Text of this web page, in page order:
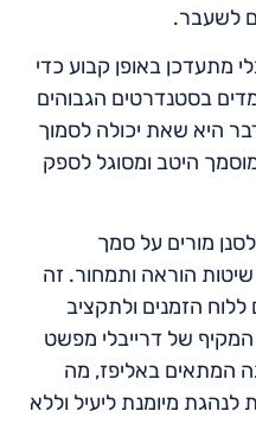
לשעבר.
מתעדכן באופן קבוע כדי
בסטנדרטים הגבוהים
היא שאת יכולה לסמוך
היטב ומסוגל לספק
מורים על סמך
שיטות הוראה ותמחור. זה
הזמנים ולתקציב
של דרייבלי מפשט
המתאים באליפז, מה
מיומנת ליעיל וללא